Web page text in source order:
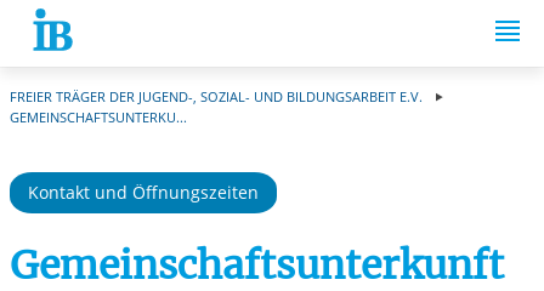
Springe zum Inhalt
FREIER TRÄGER DER JUGEND-, SOZIAL- UND BILDUNGSARBEIT E.V.
GEMEINSCHAFTSUNTERKU...
Kontakt und Öffnungszeiten
Gemeinschaftsunterkunft